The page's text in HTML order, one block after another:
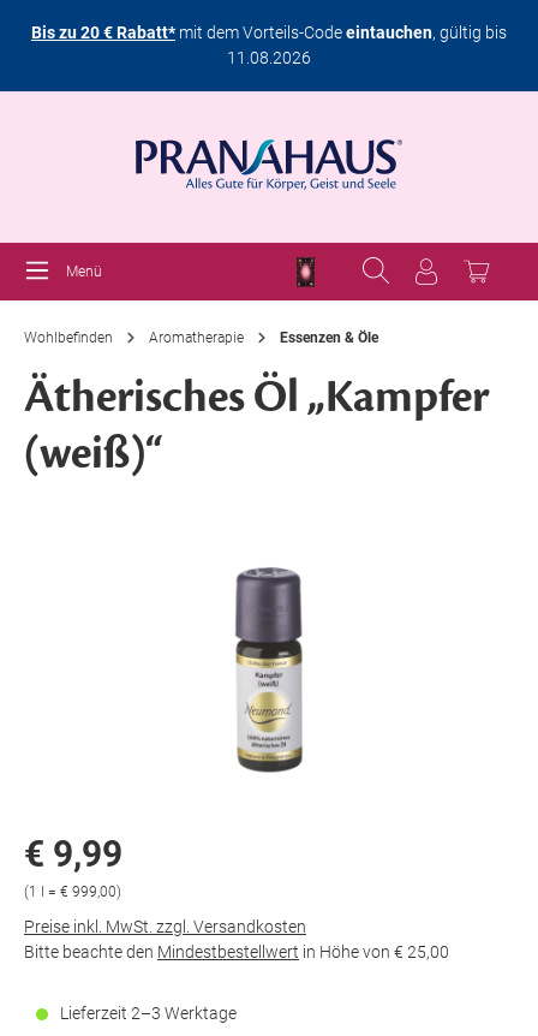
Bis zu 20 € Rabatt*mit dem Vorteils-Codeeintauchen, gültig bis
11.08.2026
Menü
Wohlbefinden Aromatherapie Essenzen & Öle
Ätherisches Öl „Kampfer
(weiß)“
€ 9,99
(1 l = € 999,00)
Preise inkl. MwSt. zzgl. Versandkosten
Bitte beachte den Mindestbestellwert in Höhe von € 25,00
Lieferzeit 2–3 Werktage